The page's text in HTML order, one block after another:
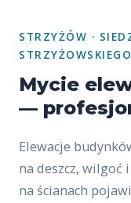
STRZYŻÓW ·
Mycie
—
Elewacje
na deszcz, wilgoć
na ścianach